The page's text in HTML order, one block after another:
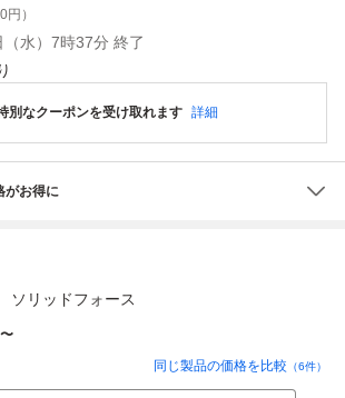
円）
（水）7時37分 終了
別なクーポンを受け取れます 詳細
がお得に
ソリッドフォース
同じ製品の価格を比較 （6件）